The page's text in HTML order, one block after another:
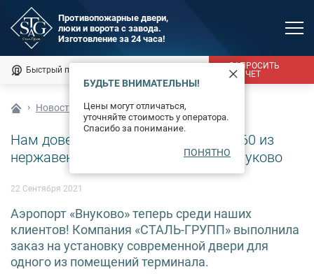
Быстрый подбор
ЗАПРОСИТЬ
РАСЧЕТ
Противопожарные двери,
люки и ворота с завода.
Изготовление за 24 часа!
Доставка и монтаж
Оплата
Сертификаты
О компании
БУДЬТЕ ВНИМАТЕЛЬНЫ!
Цены могут отличаться,
уточняйте стоимость у оператора.
Спасибо за понимание.
ПОНЯТНО
Новости
Нам доверяют! Установка двери EI 60 из
нержавеющей стали в аэропорту Внуково
22 Сентября 2021
Аэропорт «Внуково» теперь среди наших
клиентов! Компания «СТАЛЬ-ГРУПП» выполнила
заказ на установку современной двери для
одного из помещений терминала.
MAX
Мы онлайн